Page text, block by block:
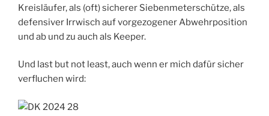
Kreisläufer, als (oft) sicherer Siebenmeterschütze, als
defensiver Irrwisch auf vorgezogener Abwehrposition
und ab und zu auch als Keeper.
Und last but not least, auch wenn er mich dafür sicher
verfluchen wird: